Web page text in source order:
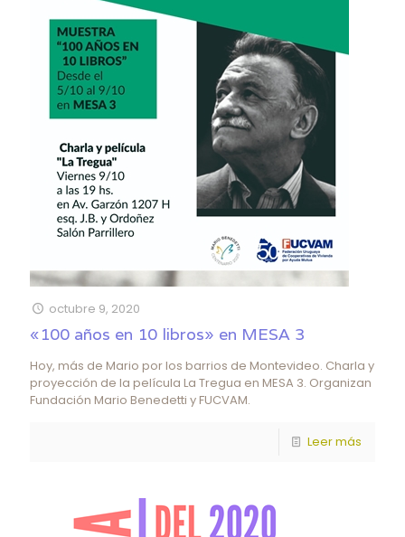
octubre 9, 2020
«100 años en 10 libros» en MESA 3
Hoy, más de Mario por los barrios de Montevideo. Charla y
proyección de la película La Tregua en MESA 3. Organizan
Fundación Mario Benedetti y FUCVAM.
Leer más